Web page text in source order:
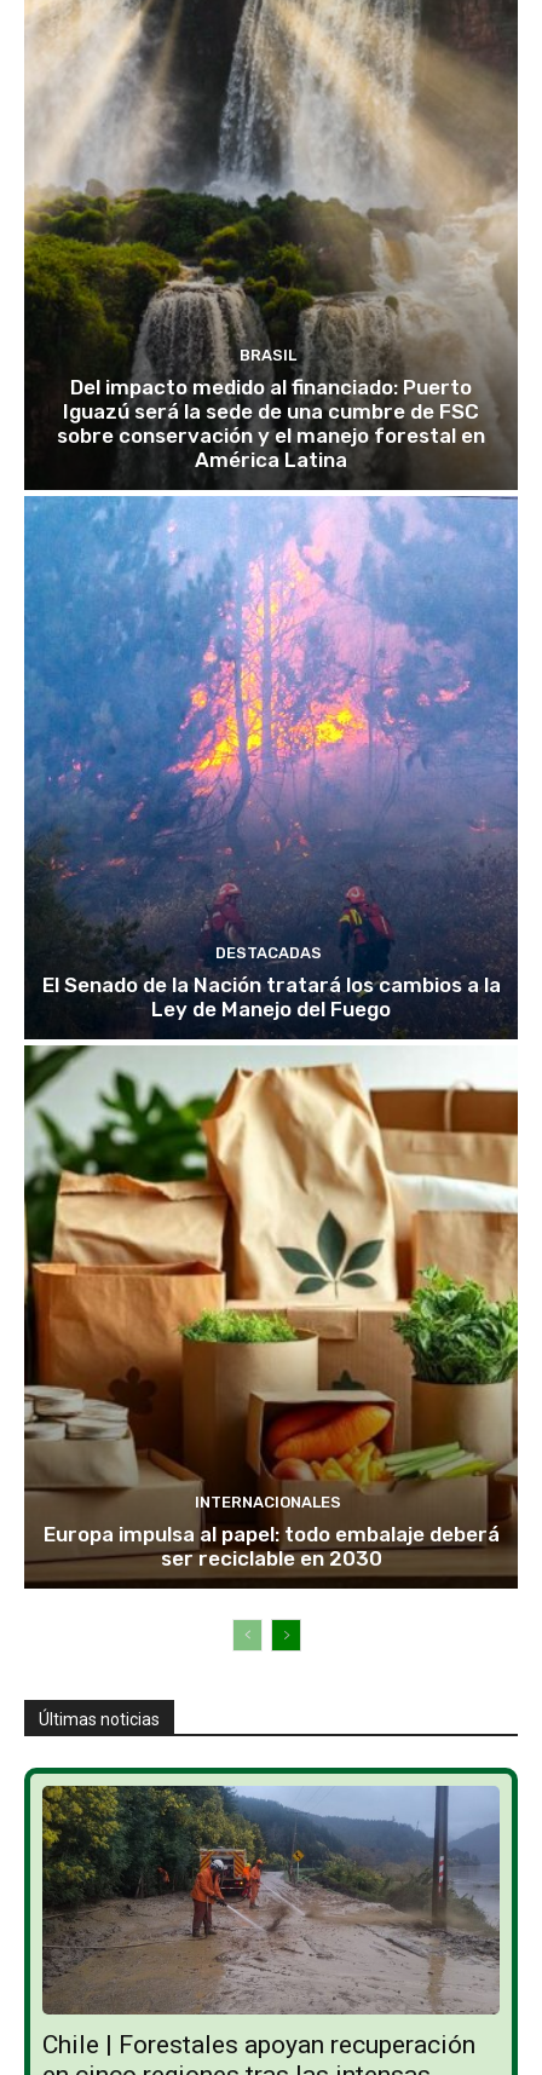
BRASIL
Del impacto medido al financiado: Puerto
Iguazú será la sede de una cumbre de FSC
sobre conservación y el manejo forestal en
América Latina
DESTACADAS
El Senado de la Nación tratará los cambios a la
Ley de Manejo del Fuego
INTERNACIONALES
Europa impulsa al papel: todo embalaje deberá
ser reciclable en 2030
Últimas noticias
Chile | Forestales apoyan recuperación